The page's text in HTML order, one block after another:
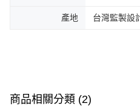
產地 台灣監製設
商品相關分類 (2)